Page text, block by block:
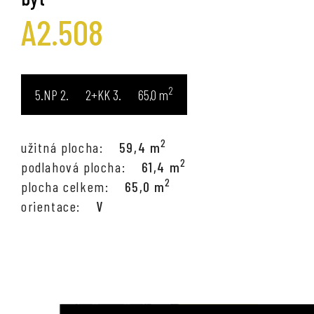
A2.508
5.NP 2+KK 65,0 m2
užitná plocha: 59,4 m2
podlahová plocha: 61,4 m2
plocha celkem: 65,0 m2
orientace: V